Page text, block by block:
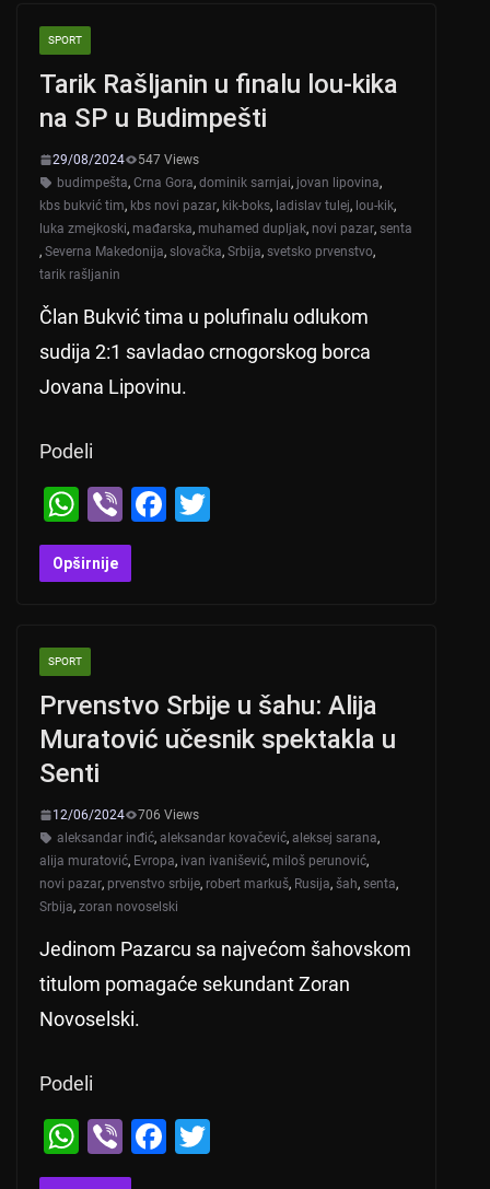
A
p
p
o
k
SPORT
Tarik Rašljanin u finalu lou-kika
na SP u Budimpešti
29/08/2024
547 Views
budimpešta, Crna Gora, dominik sarnjai, jovan lipovina,
kbs bukvić tim, kbs novi pazar, kik-boks, ladislav tulej, lou-kik,
luka zmejkoski, mađarska, muhamed dupljak, novi pazar, senta
, Severna Makedonija, slovačka, Srbija, svetsko prvenstvo,
tarik rašljanin
Član Bukvić tima u polufinalu odlukom
sudija 2:1 savladao crnogorskog borca
Jovana Lipovinu.
Podeli
W
h
at
A
p
p
Vi
b
er
F
o
k
Opširnije
SPORT
Prvenstvo Srbije u šahu: Alija
Muratović učesnik spektakla u
Senti
12/06/2024
706 Views
aleksandar inđić, aleksandar kovačević, aleksej sarana,
alija muratović, Evropa, ivan ivanišević, miloš perunović,
novi pazar, prvenstvo srbije, robert markuš, Rusija, šah, senta,
Srbija, zoran novoselski
Jedinom Pazarcu sa najvećom šahovskom
titulom pomagaće sekundant Zoran
Novoselski.
Podeli
W
h
Vi
b
F